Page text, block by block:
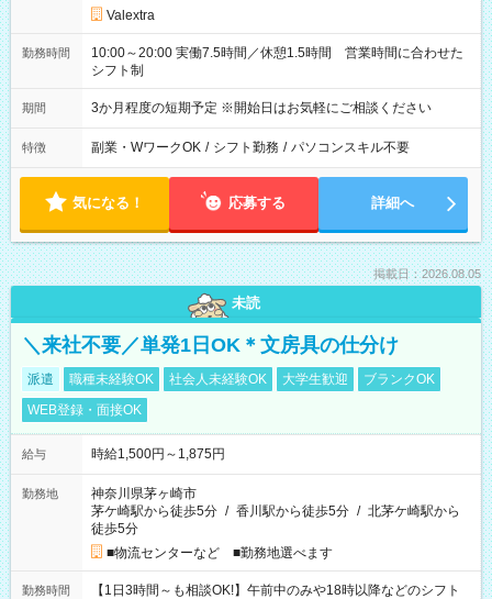
Valextra
勤務時間
10:00～20:00 実働7.5時間／休憩1.5時間 営業時間に合わせた
シフト制
期間 3か月程度の短期予定 ※開始日はお気軽にご相談ください
特徴 副業・WワークOK / シフト勤務 / パソコンスキル不要
気になる！ 応募する 詳細へ
掲載日：2026.08.05
未読
＼来社不要／単発1日OK＊文房具の仕分け
派遣 職種未経験OK 社会人未経験OK 大学生歓迎
ブランクOK
WEB登録・面接OK
給与 時給1,500円～1,875円
勤務地
神奈川県茅ヶ崎市
茅ケ崎駅から徒歩5分 / 香川駅から徒歩5分 / 北茅ケ崎駅から
徒歩5分
■物流センターなど ■勤務地選べます
勤務時間
【1日3時間～も相談OK!】午前中のみや18時以降などのシフト